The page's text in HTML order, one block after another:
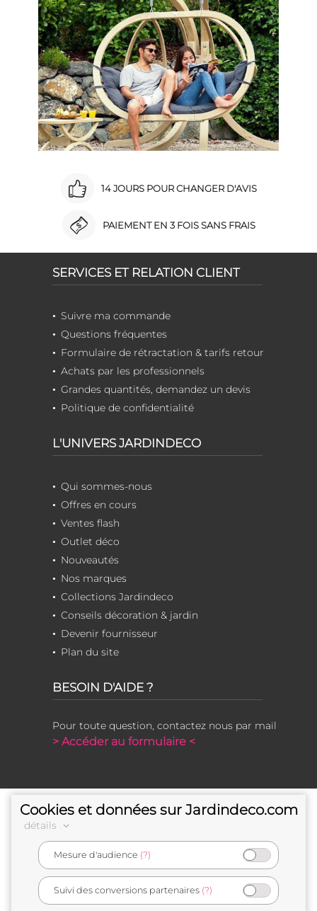
14 JOURS POUR CHANGER D'AVIS
PAIEMENT EN 3 FOIS SANS FRAIS
SERVICES ET RELATION CLIENT
Suivre ma commande
Questions fréquentes
Formulaire de rétractation & tarifs retour
Achats par les professionnels
Grandes quantités, demandez un devis
Politique de confidentialité
L'UNIVERS JARDINDECO
Qui sommes-nous
Offres en cours
Ventes flash
Outlet déco
Nouveautés
Nos marques
Collections Jardindeco
Conseils décoration & jardin
Devenir fournisseur
Plan du site
BESOIN D'AIDE ?
Pour toute question, contactez nous par mail
> Accéder au formulaire <
e-commerçant français
Cookies et données sur Jardindeco.com
détails
Mesure d'audience (?)
Suivi des conversions partenaires (?)